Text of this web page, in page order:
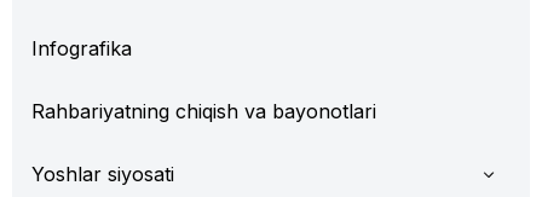
Infografika
Rahbariyatning chiqish va bayonotlari
Yoshlar siyosati